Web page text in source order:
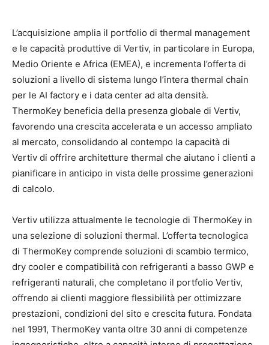
L’acquisizione amplia il portfolio di thermal management
e le capacità produttive di Vertiv, in particolare in Europa,
Medio Oriente e Africa (EMEA), e incrementa l’offerta di
soluzioni a livello di sistema lungo l’intera thermal chain
per le AI factory e i data center ad alta densità.
ThermoKey beneficia della presenza globale di Vertiv,
favorendo una crescita accelerata e un accesso ampliato
al mercato, consolidando al contempo la capacità di
Vertiv di offrire architetture thermal che aiutano i clienti a
pianificare in anticipo in vista delle prossime generazioni
di calcolo.
Vertiv utilizza attualmente le tecnologie di ThermoKey in
una selezione di soluzioni thermal. L’offerta tecnologica
di ThermoKey comprende soluzioni di scambio termico,
dry cooler e compatibilità con refrigeranti a basso GWP e
refrigeranti naturali, che completano il portfolio Vertiv,
offrendo ai clienti maggiore flessibilità per ottimizzare
prestazioni, condizioni del sito e crescita futura. Fondata
nel 1991, ThermoKey vanta oltre 30 anni di competenze